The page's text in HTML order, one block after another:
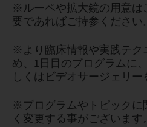
※ルーペや拡大鏡の用意は
要であればご持参ください。
※より臨床情報や実践テク
め、1日目のプログラムに
しくはビデオサージェリー
※プログラムやトピックに
く変更する事がございます。